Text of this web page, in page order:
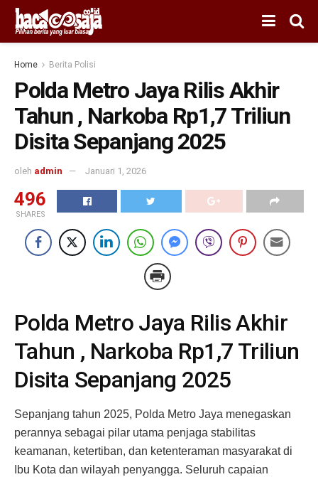
Home Berita Polisi
Polda Metro Jaya Rilis Akhir
Tahun , Narkoba Rp1,7 Triliun
Disita Sepanjang 2025
oleh admin Januari 1, 2026
496
SHARES
Polda Metro Jaya Rilis Akhir
Tahun , Narkoba Rp1,7 Triliun
Disita Sepanjang 2025
Sepanjang tahun 2025, Polda Metro Jaya menegaskan
perannya sebagai pilar utama penjaga stabilitas
keamanan, ketertiban, dan ketenteraman masyarakat di
Ibu Kota dan wilayah penyangga. Seluruh capaian